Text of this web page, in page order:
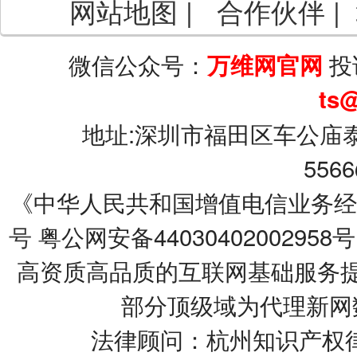
网站地图 | 合作伙伴 |
微信公众号：万维网官网
地址:深圳市福田区车公庙
《中华人民共和国增值电信业务
号 粤公网安备44030402002958号
高资质高品质的互联网基础服务
部分顶级域为代理新
法律顾问：杭州知识产